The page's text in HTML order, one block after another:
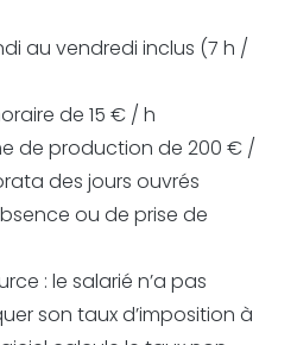
au vendredi inclus (7 h /
de 15 € / h
de production de 200 € /
des jours ouvrés
ou de prise de
: le salarié n’a pas
son taux d’imposition à